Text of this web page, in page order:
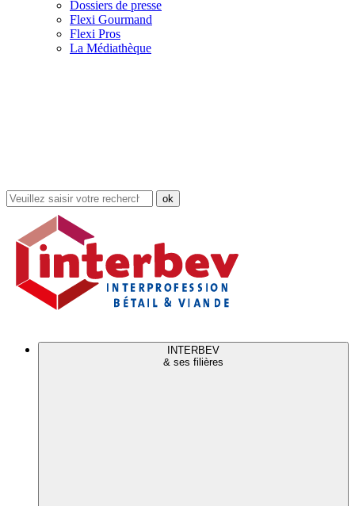
Dossiers de presse
Flexi Gourmand
Flexi Pros
La Médiathèque
Rechercher
dans
site
INTERBEV
& ses filières